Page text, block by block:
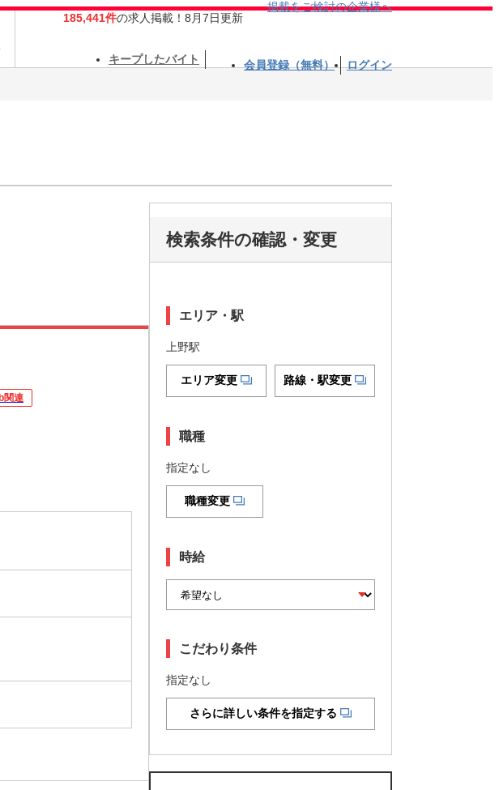
185,441件の求人掲載！8月7日更新
掲載をご検討の企業様へ
キープしたバイト 会員登録（無料） ログイン
関連
検索条件の確認・変更
エリア・駅
上野駅
エリア変更 路線・駅変更
職種
指定なし
職種変更
時給
こだわり条件
指定なし
さらに詳しい条件を指定する